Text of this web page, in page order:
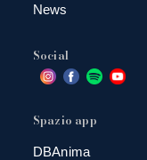
News
Social
Spazio app
DBAnima